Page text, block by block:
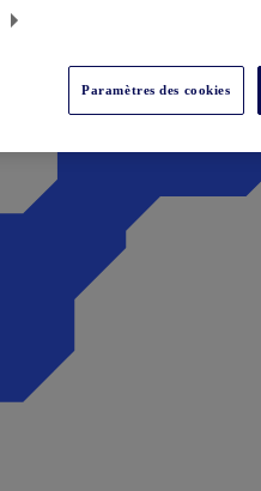
Paramètres des cookies